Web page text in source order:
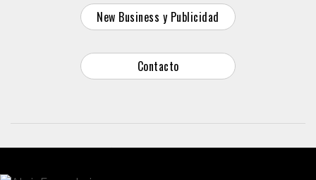
New Business y Publicidad
Contacto
Dirección: